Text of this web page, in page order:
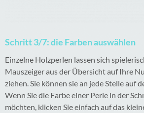
Schritt 3/7: die Farben auswählen
Einzelne Holzperlen lassen sich
Mauszeiger aus der Übersicht auf Ihre
ziehen. Sie können sie an jede Stelle auf
Wenn Sie die Farbe einer Perle in der
möchten, klicken Sie einfach auf das